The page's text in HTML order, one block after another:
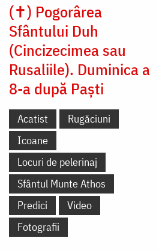
(✝) Pogorârea
Sfântului Duh
(Cincizecimea sau
Rusaliile). Duminica a
8-a după Paști
Acatist
Rugăciuni
Icoane
Locuri de pelerinaj
Sfântul Munte Athos
Predici
Video
Fotografii